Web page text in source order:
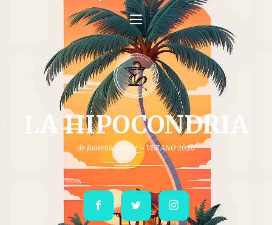
LA HIPOCONDRIA
de Juanma Suárez – VERANO 2026
Facebook Twitter Instagram